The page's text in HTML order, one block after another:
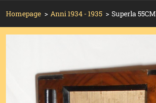
Homepage > Anni 1934 - 1935 > Superla 55CM